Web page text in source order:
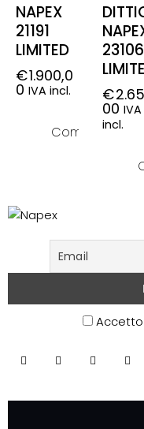
NAPEX
21191
LIMITED
€1.900,0
0 IVA incl.
Compra ora
€
00 IVA
incl.